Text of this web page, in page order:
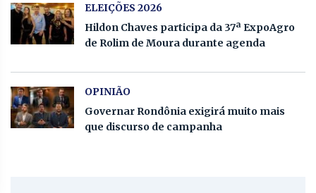
ELEIÇÕES 2026
Hildon Chaves participa da 37ª ExpoAgro
de Rolim de Moura durante agenda
OPINIÃO
Governar Rondônia exigirá muito mais
que discurso de campanha